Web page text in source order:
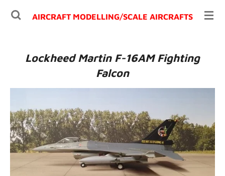
Ga
AIRCRAFT MODELLING/SCALE AIRCRAFTS
Lockheed Martin F-16AM Fighting
Falcon